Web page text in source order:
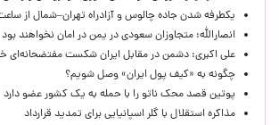
یکطرفه شدن جاده چالوس و آزادراه تهران–شمال از ساعت
انصارالله: متجاوزان سعودی در یمن در امان نخواهند بود
علی اکبری: دشمن در مقابل ایران شکست مفتضحانه‌ای
چگونه به «کیف پول ایران» وصل شویم؟
پوتین قصد محک ناتو را با حمله به یک کشور عضو دارد
مذاکره استقلال با گلر اسپانیایی برای تمدید قرارداد